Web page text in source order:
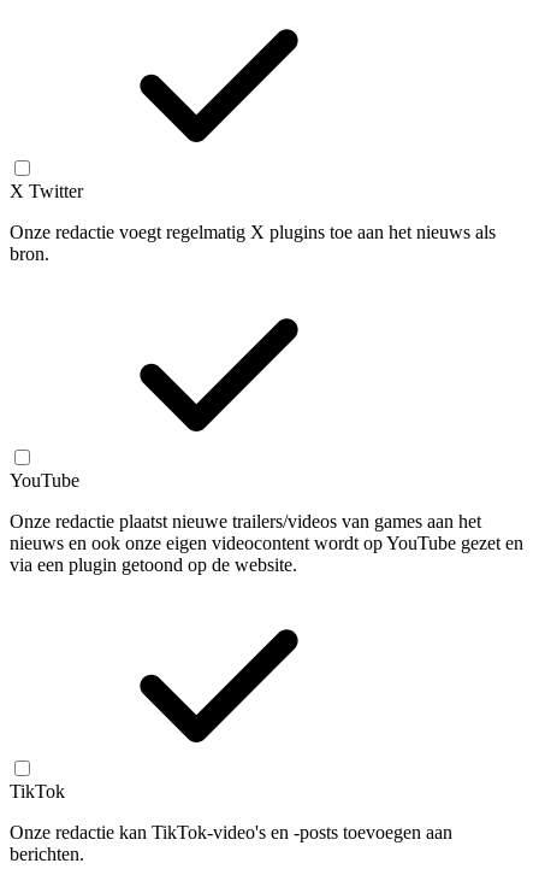
X Twitter
Onze redactie voegt regelmatig X plugins toe aan het nieuws als
bron.
YouTube
Onze redactie plaatst nieuwe trailers/videos van games aan het
nieuws en ook onze eigen videocontent wordt op YouTube gezet en
via een plugin getoond op de website.
TikTok
Onze redactie kan TikTok-video's en -posts toevoegen aan
berichten.